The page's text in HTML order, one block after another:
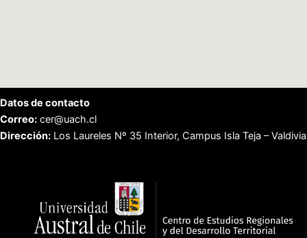
Datos de contacto
Correo: cer@uach.cl
Dirección: Los Laureles Nº 35 Interior, Campus Isla Teja – Valdivia